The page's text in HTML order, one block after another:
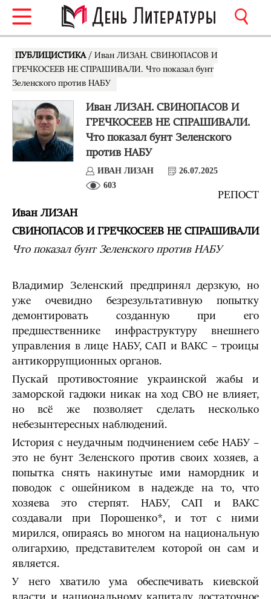
ПУБЛИЦИСТИКА / Иван ЛИЗАН. СВИНОПАСОВ И
ГРЕЧКОСЕЕВ НЕ СПРАШИВАЛИ. Что показал бунт
Зеленского против НАБУ
Иван ЛИЗАН. СВИНОПАСОВ И
ГРЕЧКОСЕЕВ НЕ СПРАШИВАЛИ.
Что показал бунт Зеленского
против НАБУ
ИВАН ЛИЗАН
26.07.2025
603
РЕПОСТ
Иван ЛИЗАН
СВИНОПАСОВ И ГРЕЧКОСЕЕВ НЕ СПРАШИВАЛИ
Что показал бунт Зеленского против НАБУ
Владимир Зеленский предпринял дерзкую, но
уже очевидно безрезультативную попытку
демонтировать созданную при его
предшественнике инфраструктуру внешнего
управления в лице НАБУ, САП и ВАКС – троицы
антикоррупционных органов.
Пускай противостояние украинской жабы и
заморской гадюки никак на ход СВО не влияет,
но всё же позволяет сделать несколько
небезынтересных наблюдений.
История с неудачным подчинением себе НАБУ –
это не бунт Зеленского против своих хозяев, а
попытка снять накинутые ими намордник и
поводок с ошейником в надежде на то, что
хозяева это стерпят. НАБУ, САП и ВАКС
создавали при Порошенко*, и тот с ними
мирился, опираясь во многом на национальную
олигархию, представителем которой он сам и
является.
У него хватило ума обеспечивать киевской